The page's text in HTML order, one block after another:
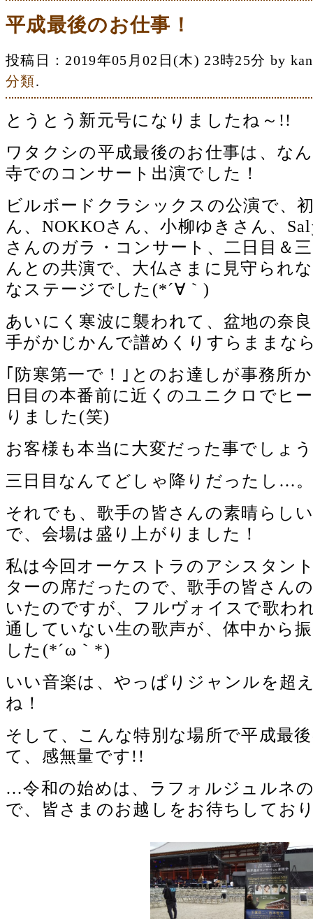
平成最後のお仕事！
投稿日：2019年05月02日(木) 23時25分 by
分類.
とうとう新元号になりましたね～!!
ワタクシの平成最後のお仕事は、な
寺でのコンサート出演でした！
ビルボードクラシックスの公演で、
ん、NOKKOさん、小柳ゆきさん、
さんのガラ・コンサート、二日目＆
んとの共演で、大仏さまに見守られ
なステージでした(*´∀｀)
あいにく寒波に襲われて、盆地の奈
手がかじかんで譜めくりすらままな
｢防寒第一で！｣とのお達しが事務所
日目の本番前に近くのユニクロでヒ
りました(笑)
お客様も本当に大変だった事でしょ
三日目なんてどしゃ降りだったし…
それでも、歌手の皆さんの素晴らし
で、会場は盛り上がりました！
私は今回オーケストラのアシスタン
ターの席だったので、歌手の皆さん
いたのですが、フルヴォイスで歌わ
通していない生の歌声が、体中から
した(*´ω｀*)
いい音楽は、やっぱりジャンルを超
ね！
そして、こんな特別な場所で平成最
て、感無量です!!
…令和の始めは、ラフォルジュルネ
で、皆さまのお越しをお待ちしてお